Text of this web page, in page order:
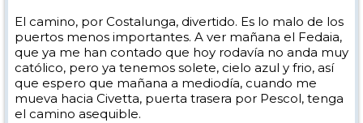
El camino, por Costalunga, divertido. Es lo malo de los
puertos menos importantes. A ver mañana el Fedaia,
que ya me han contado que hoy rodavía no anda muy
católico, pero ya tenemos solete, cielo azul y frio, así
que espero que mañana a mediodía, cuando me
mueva hacia Civetta, puerta trasera por Pescol, tenga
el camino asequible.